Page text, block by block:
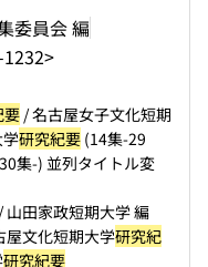
委員会 編
要 / 名古屋女子文化短期
研究紀要 (14集-29
集-) 並列タイトル変
/ 山田家政短期大学 編
文化短期大学研究紀
研究紀要